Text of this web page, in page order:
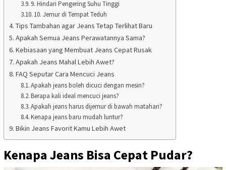
9. Hindari Pengering Suhu Tinggi
10. Jemur di Tempat Teduh
Tips Tambahan agar Jeans Tetap Terlihat Baru
Apakah Semua Jeans Perawatannya Sama?
Kebiasaan yang Membuat Jeans Cepat Rusak
Apakah Jeans Mahal Lebih Awet?
FAQ Seputar Cara Mencuci Jeans
Apakah jeans boleh dicuci dengan mesin?
Berapa kali ideal mencuci jeans?
Apakah jeans harus dijemur di bawah matahari?
Kenapa jeans baru mudah luntur?
Bikin Jeans Favorit Kamu Lebih Awet
Kenapa Jeans Bisa Cepat Pudar?